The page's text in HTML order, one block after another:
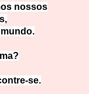
nossos
se.